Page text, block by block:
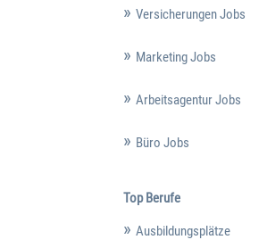
Versicherungen Jobs
Marketing Jobs
Arbeitsagentur Jobs
Büro Jobs
Top Berufe
Ausbildungsplätze